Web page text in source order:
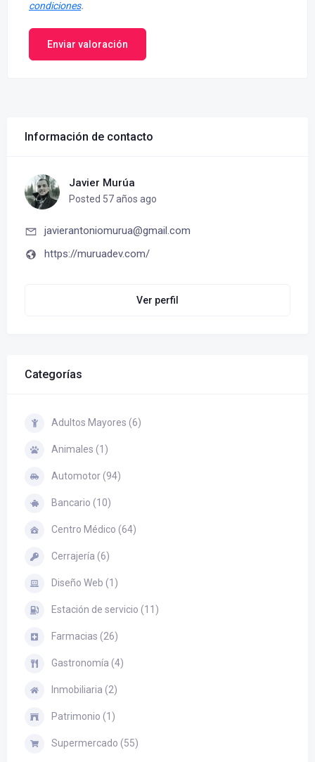
condiciones.
Enviar valoración
Información de contacto
Javier Murúa
Posted 57 años ago
javierantoniomurua@gmail.com
https://muruadev.com/
Ver perfil
Categorías
Adultos Mayores (6)
Animales (1)
Automotor (94)
Bancario (10)
Centro Médico (64)
Cerrajería (6)
Diseño Web (1)
Estación de servicio (11)
Farmacias (26)
Gastronomía (4)
Inmobiliaria (2)
Patrimonio (1)
Supermercado (55)